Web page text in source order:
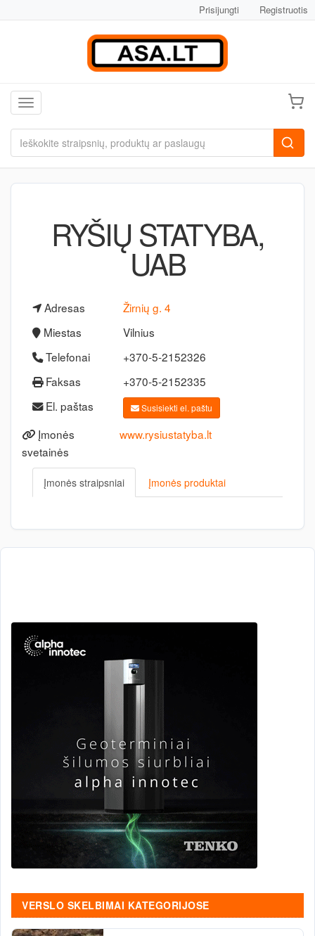
Prisijungti Registruotis
Toggle navigation
RYŠIŲ STATYBA,
UAB
Adresas
Žirnių g. 4
Miestas
Vilnius
Telefonai
+370-5-2152326
Faksas
+370-5-2152335
El. paštas
Susisiekti el. paštu
Įmonės
svetainės
www.rysiustatyba.lt
Įmonės straipsniai Įmonės produktai
VERSLO SKELBIMAI KATEGORIJOSE